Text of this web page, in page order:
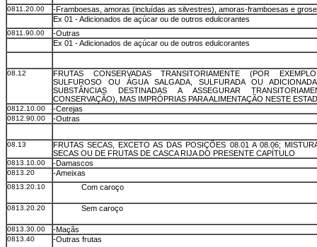
0811.20.00 -Framboesas, amoras (incluídas as silvestres), amoras-framboesas e
Ex 01 - Adicionados de açúcar ou de outros edulcorantes
0811.90.00
-Outras
Ex 01 - Adicionados de açúcar ou de outros edulcorantes
08.12
FRUTAS CONSERVADAS TRANSITORIAMENTE (POR
SULFUROSO OU ÁGUA SALGADA, SULFURADA OU
SUBSTÂNCIAS DESTINADAS A ASSEGURAR
CONSERVAÇÃO), MAS IMPRÓPRIAS PARA ALIMENTAÇÃO NESTE
0812.10.00 -Cerejas
0812.90.00 -Outras
08.13
FRUTAS SECAS, EXCETO AS DAS POSIÇÕES 08.01 A 08.06;
SECAS OU DE FRUTAS DE CASCA RIJA DO PRESENTE CAPÍTULO
0813.10.00 -Damascos
0813.20 -Ameixas
0813.20.10 Com caroço
0813.20.20 Sem caroço
0813.30.00 -Maçãs
0813.40 -Outras frutas